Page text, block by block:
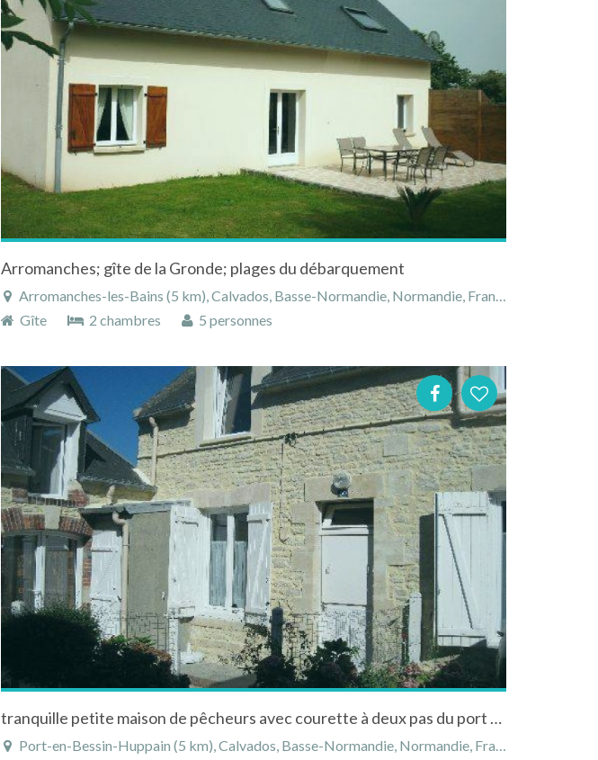
Arromanches; gîte de la Gronde; plages du débarquement
Arromanches-les-Bains (5 km), Calvados, Basse-Normandie, Normandie, France
Gîte
2 chambres 5 personnes
tranquille petite maison de pêcheurs avec courette à deux pas du port et de la mer
Port-en-Bessin-Huppain (5 km), Calvados, Basse-Normandie, Normandie, France